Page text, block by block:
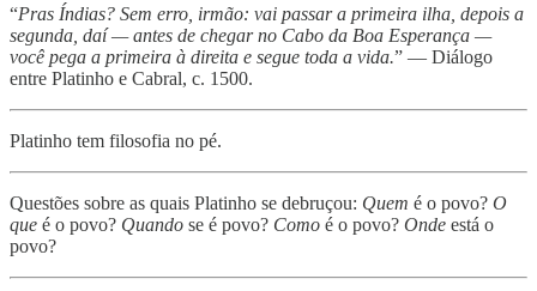
“Pras Índias? Sem erro, irmão: vai passar a primeira ilha, depois a
segunda, daí — antes de chegar no Cabo da Boa Esperança —
você pega a primeira à direita e segue toda a vida.” — Diálogo
entre Platinho e Cabral, c. 1500.
Platinho tem filosofia no pé.
Questões sobre as quais Platinho se debruçou: Quem é o povo? O
que é o povo? Quando se é povo? Como é o povo? Onde está o
povo?